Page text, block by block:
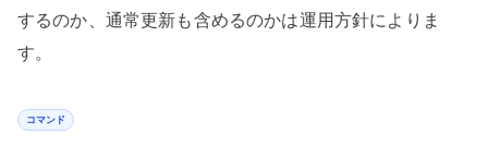
するのか、通常更新も含めるのかは運用方針によりま
す。
コマンド